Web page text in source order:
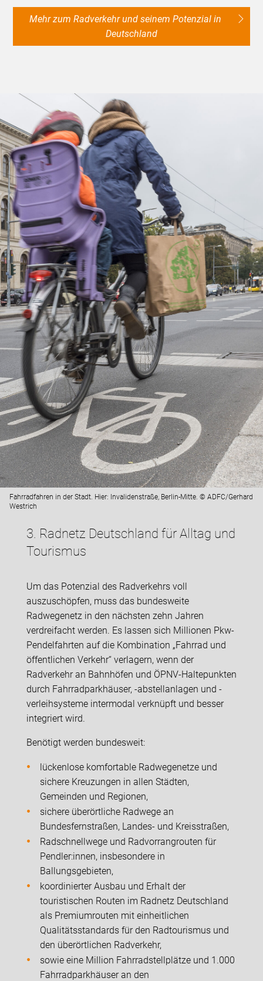
Mehr zum Radverkehr und seinem Potenzial in
Deutschland
Fahrradfahren in der Stadt. Hier: Invalidenstraße, Berlin-Mitte. © ADFC/Gerhard
Westrich
3. Radnetz Deutschland für Alltag und
Tourismus
Um das Potenzial des Radverkehrs voll
auszuschöpfen, muss das bundesweite
Radwegenetz in den nächsten zehn Jahren
verdreifacht werden. Es lassen sich Millionen Pkw-
Pendelfahrten auf die Kombination „Fahrrad und
öffentlichen Verkehr“ verlagern, wenn der
Radverkehr an Bahnhöfen und ÖPNV-Haltepunkten
durch Fahrradparkhäuser, -abstellanlagen und -
verleihsysteme intermodal verknüpft und besser
integriert wird.
Benötigt werden bundesweit:
lückenlose komfortable Radwegenetze und
sichere Kreuzungen in allen Städten,
Gemeinden und Regionen,
sichere überörtliche Radwege an
Bundesfernstraßen, Landes- und Kreisstraßen,
Radschnellwege und Radvorrangrouten für
Pendler:innen, insbesondere in
Ballungsgebieten,
koordinierter Ausbau und Erhalt der
touristischen Routen im Radnetz Deutschland
als Premiumrouten mit einheitlichen
Qualitätsstandards für den Radtourismus und
den überörtlichen Radverkehr,
sowie eine Million Fahrradstellplätze und 1.000
Fahrradparkhäuser an den